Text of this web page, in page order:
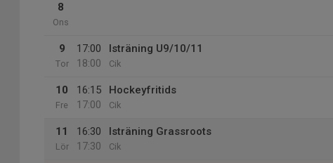
8
Ons
9
Tor
17:00
18:00
Isträning U9/10/11
Cik
10
Fre
16:15
17:00
Hockeyfritids
Cik
11
Lör
16:30
17:30
Isträning Grassroots
Cik